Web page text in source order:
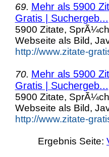
69. Mehr als 5900
Gratis | Suchergeb...
5900 Zitate,
Webseite als Bild,
http://www.zitate-
70. Mehr als 5900
Gratis | Suchergeb...
5900 Zitate,
Webseite als Bild,
http://www.zitate-
Ergebnis Seite: